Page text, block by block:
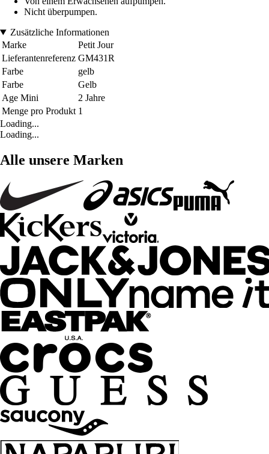
Nicht überpumpen.
Zusätzliche Informationen
Marke
Petit Jour
Lieferantenreferenz GM431R
Farbe
gelb
Farbe
Gelb
Age Mini
2 Jahre
Menge pro Produkt 1
Loading...
Loading...
Alle unsere Marken